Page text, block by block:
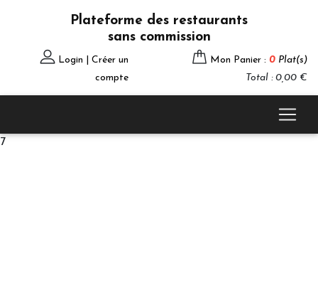
Plateforme des restaurants
sans commission
Login | Créer un
compte
Mon Panier : 0 Plat(s)
Total : 0,00 €
7